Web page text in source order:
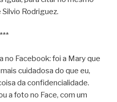
Rodriguez.
***
no Facebook: foi a Mary que
cuidadosa do que eu,
da confidencialidade.
a foto no Face, com um